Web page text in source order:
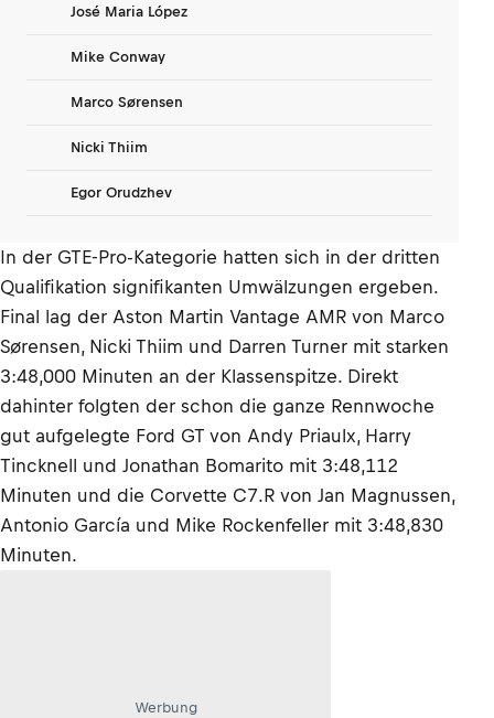
José Maria López
Mike Conway
Marco Sørensen
Nicki Thiim
Egor Orudzhev
In der GTE-Pro-Kategorie hatten sich in der dritten
Qualifikation signifikanten Umwälzungen ergeben.
Final lag der Aston Martin Vantage AMR von Marco
Sørensen, Nicki Thiim und Darren Turner mit starken
3:48,000 Minuten an der Klassenspitze. Direkt
dahinter folgten der schon die ganze Rennwoche
gut aufgelegte Ford GT von Andy Priaulx, Harry
Tincknell und Jonathan Bomarito mit 3:48,112
Minuten und die Corvette C7.R von Jan Magnussen,
Antonio García und Mike Rockenfeller mit 3:48,830
Minuten.
Werbung